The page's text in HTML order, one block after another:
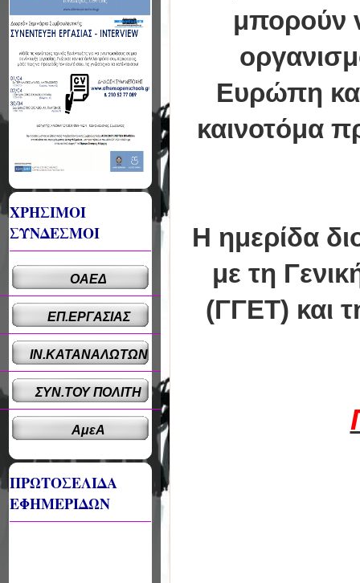
μπορούν
Ευρώπη
καινοτόμα
Η ημερίδα
με τη
(ΓΓΕΤ) και
ΧΡΗΣΙΜΟΙ
ΣΥΝΔΕΣΜΟΙ
ΟΑΕΔ
ΕΠ.ΕΡΓΑΣΙΑΣ
ΙΝ.ΚΑΤΑΝΑΛΩΤΩΝ
ΣΥΝ.ΤΟΥ ΠΟΛΙΤΗ
ΑμεΑ
ΠΡΩΤΟΣΕΛΙΔΑ
ΕΦΗΜΕΡΙΔΩΝ